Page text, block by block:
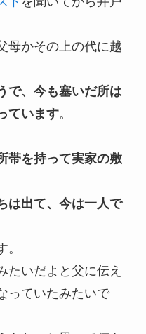
母かその上の代に越
で、今も塞いだ所は
ています。
帯を持って実家の敷
は出て、今は一人で
たいだよと父に伝え
っていたみたいで